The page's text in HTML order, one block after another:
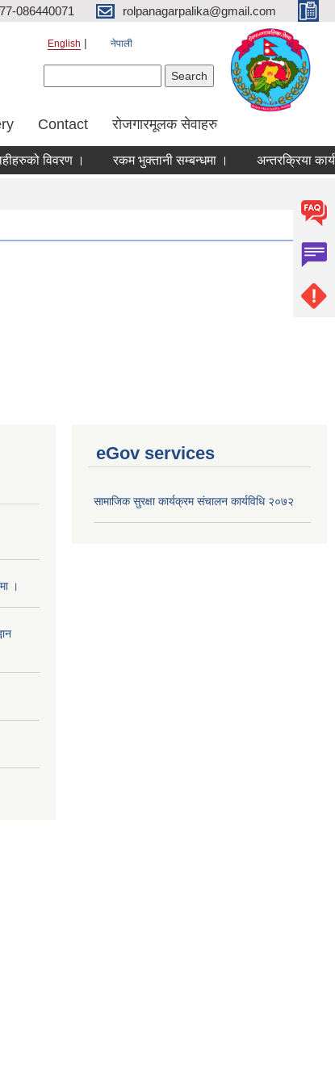
086440071 rolpanagarpalika@gmail.com
English नेपाली
Contact रोजगारमूलक सेवाहरु
विवरण । रकम भुक्तानी सम्बन्धमा । अन्तरक्रिया
।
eGov services
सामाजिक सुरक्षा कार्यक्रम संचालन कार्यविधि २०७२